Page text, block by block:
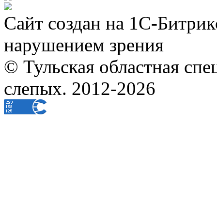
Сайт создан на 1С-
нарушением зрения
© Тульская областная
слепых. 2012-2026